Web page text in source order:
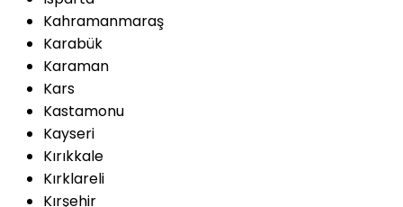
Kahramanmaraş
Karabük
Karaman
Kars
Kastamonu
Kayseri
Kırıkkale
Kırklareli
Kırşehir